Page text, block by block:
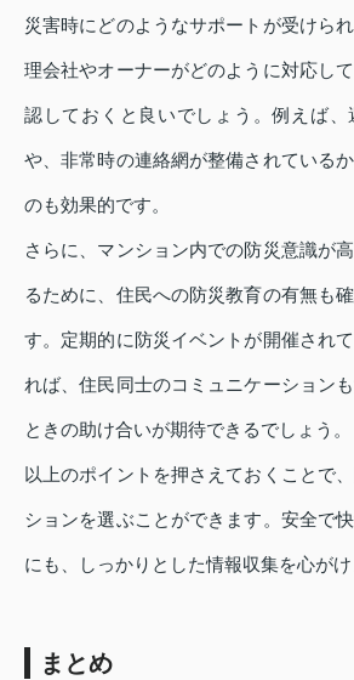
災害時にどのようなサポートが受けら
理会社やオーナーがどのように対応し
認しておくと良いでしょう。例えば、
や、非常時の連絡網が整備されている
のも効果的です。
さらに、マンション内での防災意識が
るために、住民への防災教育の有無も
す。定期的に防災イベントが開催され
れば、住民同士のコミュニケーション
ときの助け合いが期待できるでしょう。
以上のポイントを押さえておくことで
ションを選ぶことができます。安全で
にも、しっかりとした情報収集を心がけ
まとめ